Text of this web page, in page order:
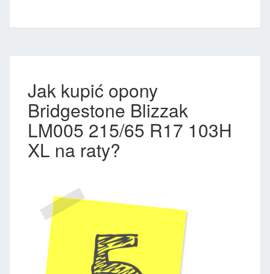
Jak kupić opony
Bridgestone Blizzak
LM005 215/65 R17 103H
XL na raty?